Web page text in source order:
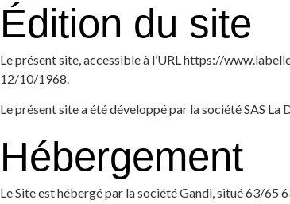
Édition du site
Le présent site, accessible à l’URL https://
12/10/1968.
Le présent site a été développé par la société SAS La
Hébergement
Le Site est hébergé par la société Gandi, situé 63/65